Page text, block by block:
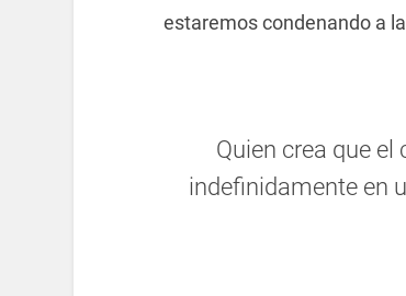
estaremos condenando a
Quien crea que
indefinidamente en